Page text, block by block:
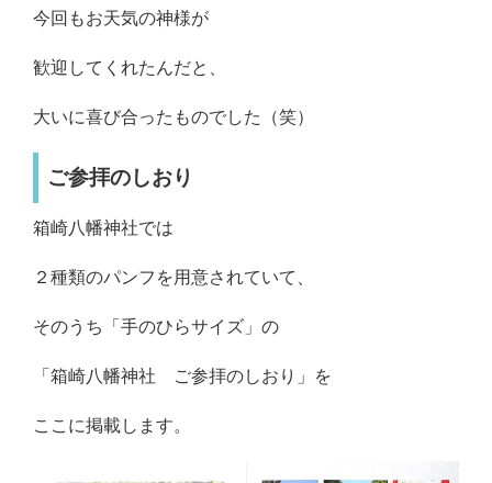
今回もお天気の神様が
歓迎してくれたんだと、
大いに喜び合ったものでした（笑）
ご参拝のしおり
箱崎八幡神社では
２種類のパンフを用意されていて、
そのうち「手のひらサイズ」の
「箱崎八幡神社 ご参拝のしおり」を
ここに掲載します。